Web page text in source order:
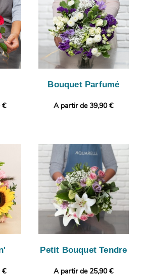
battus ? Il vous sera possible de
et un message, afin de donner plus
€
Bouquet Parfumé
A partir de 39,90 €
€
Petit Bouquet Tendre
A partir de 25,90 €